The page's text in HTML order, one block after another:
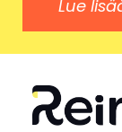
Lue